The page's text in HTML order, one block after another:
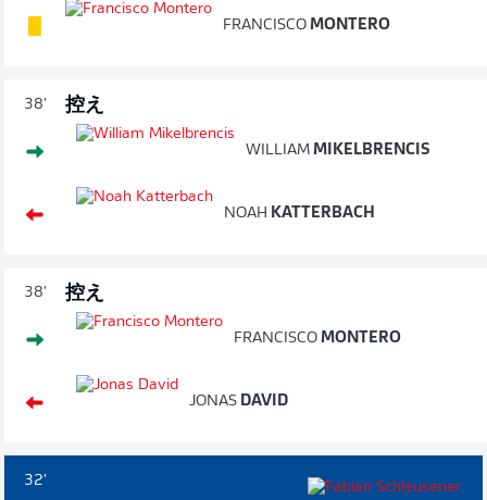
FRANCISCO MONTERO
38' 控え
WILLIAM MIKELBRENCIS
NOAH KATTERBACH
38' 控え
FRANCISCO MONTERO
JONAS DAVID
32'